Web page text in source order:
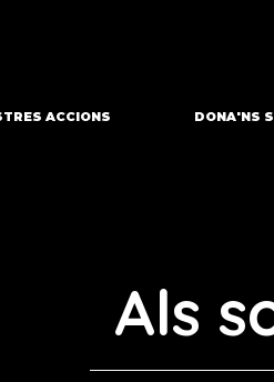
ACCIONS DONA'NS
Als